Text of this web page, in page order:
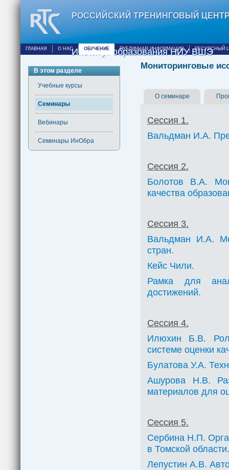
РОССИЙСКИЙ ТРЕНИНГОВЫЙ
Институт образования НИУ ВШЭ
ГЛАВНАЯ О НАС ОБУЧЕНИЕ ПУБЛИЧНАЯ ИНФОРМАЦИЯ РЕСУРСНЫЙ
В этом разделе
Учебные курсы
Семинары
Вебинары
Семинары ИнОбра
Мониторинговые
О семинаре
Сессия 1.
Вальдман И.А.
Сессия 2.
Болотов В.А.
качества
Сессия 3.
Вальдман И.А.
стран.
Кейс Чили.
Рамка для
достижений.
Сессия 4.
Илюхин Б.В.
системе оценки
Булатова У.А.
Ашурова Н.В.
материалов для
Сессия 5.
Сербина Н.П.
в Томской области.
Лепустин А.В.